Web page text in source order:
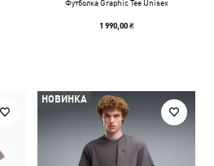
Футболка Graphic Tee Unisex
1 990,00 ₴
НОВИНКА